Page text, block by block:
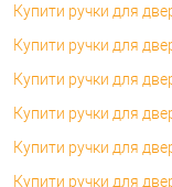
Купити ручки для
Купити ручки для
Купити ручки для
Купити ручки для
Купити ручки для
Купити ручки для